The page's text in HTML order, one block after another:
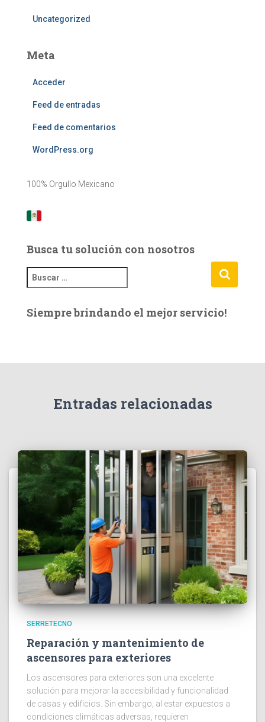
Uncategorized
Meta
Acceder
Feed de entradas
Feed de comentarios
WordPress.org
100% Orgullo Mexicano
Busca tu solución con nosotros
u
c
Siempre brindando el mejor servicio!
Entradas relacionadas
SERRETECNO
Reparación y mantenimiento de
ascensores para exteriores
Los ascensores para exteriores son una excelente
solución para mejorar la accesibilidad y funcionalidad
de casas y edificios. Sin embargo, al estar expuestos a
condiciones climáticas adversas, requieren